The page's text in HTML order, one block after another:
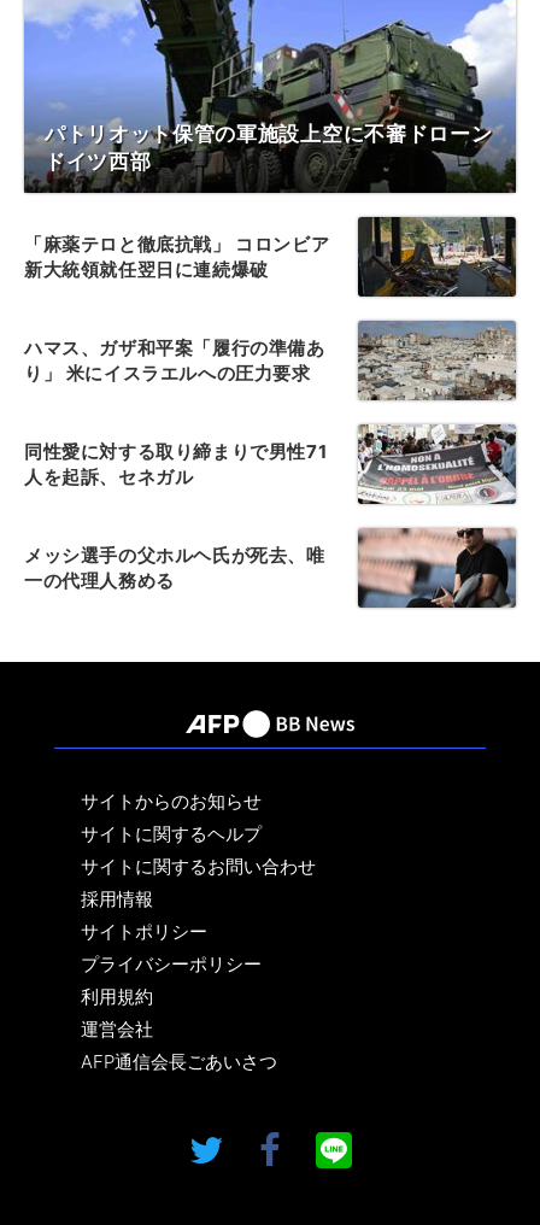
パトリオット保管の軍施設上空に不審ドローン
ドイツ西部
「麻薬テロと徹底抗戦」 コロンビア
新大統領就任翌日に連続爆破
ハマス、ガザ和平案「履行の準備あ
り」 米にイスラエルへの圧力要求
同性愛に対する取り締まりで男性71
人を起訴、セネガル
メッシ選手の父ホルヘ氏が死去、唯
一の代理人務める
サイトからのお知らせ
サイトに関するヘルプ
サイトに関するお問い合わせ
採用情報
サイトポリシー
プライバシーポリシー
利用規約
運営会社
AFP通信会長ごあいさつ